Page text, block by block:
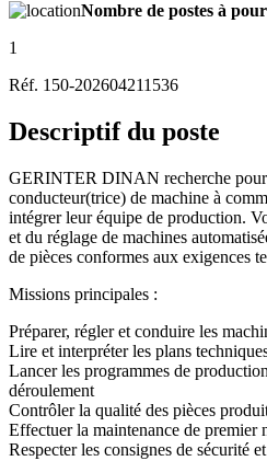
Nombre de postes à
1
Réf. 150-202604211536
Descriptif du poste
GERINTER DINAN recherche pour
conducteur(trice) de machine à
intégrer leur équipe de production.
et du réglage de machines
de pièces conformes aux exigences
Missions principales :
Préparer, régler et conduire les
Lire et interpréter les plans
Lancer les programmes de
déroulement
Contrôler la qualité des pièces
Effectuer la maintenance de premier
Respecter les consignes de sécurité